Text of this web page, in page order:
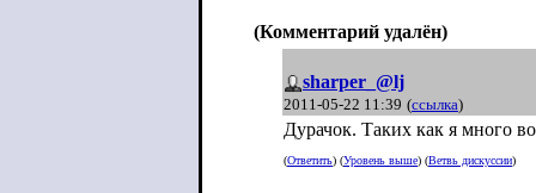
(Комментарий удалён)
sharper_@lj
2011-05-22 11:39 (ссылка)
Дурачок. Таких как я много во
(Ответить) (Уровень выше) (Ветвь дискуссии)